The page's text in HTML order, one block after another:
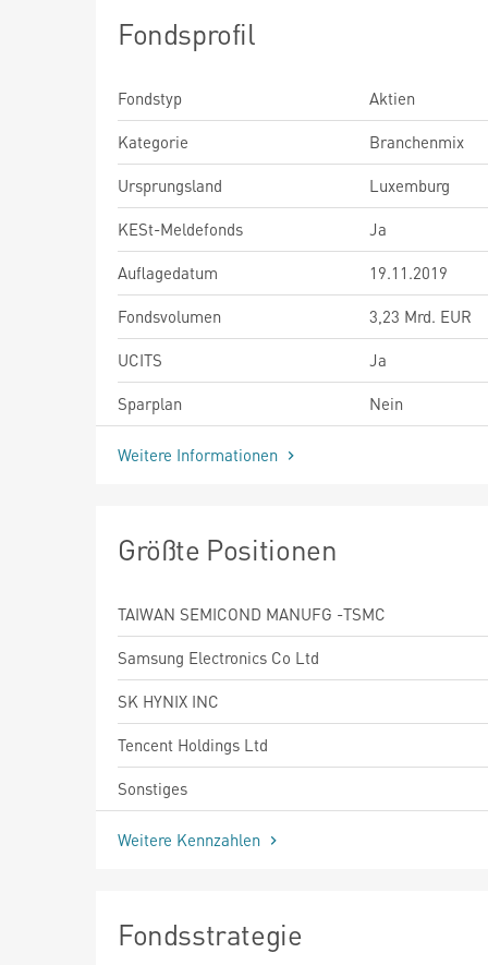
Fondsprofil
Fondstyp
Aktien
Kategorie
Branchenmix
Ursprungsland
Luxemburg
KESt-Meldefonds
Ja
Auflagedatum
19.11.2019
Fondsvolumen
3,23 Mrd. EUR
UCITS
Ja
Sparplan
Nein
Weitere Informationen
Größte Positionen
TAIWAN SEMICOND MANUFG -TSMC
Samsung Electronics Co Ltd
SK HYNIX INC
Tencent Holdings Ltd
Sonstiges
Weitere Kennzahlen
Fondsstrategie